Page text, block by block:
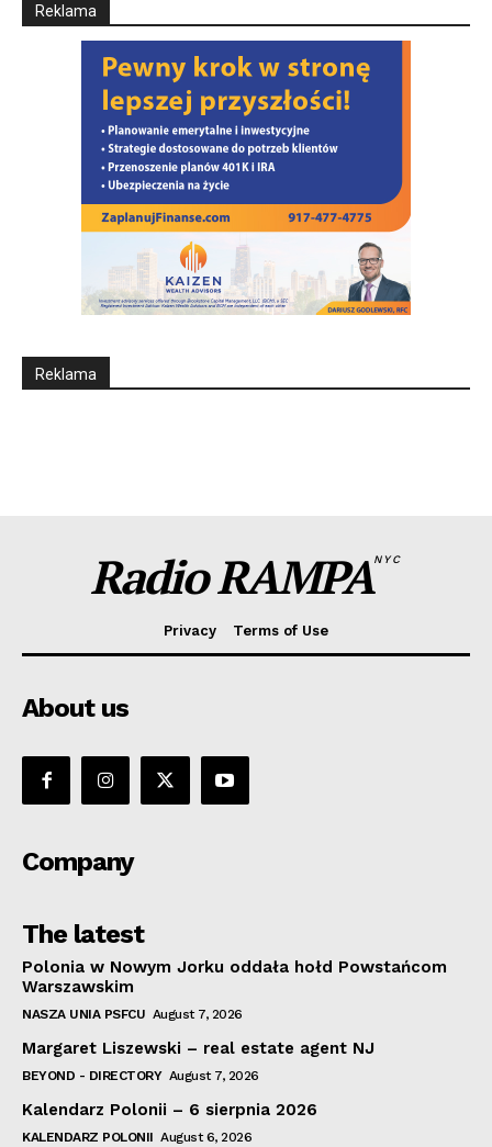
Reklama
Reklama
Radio RAMPANYC
Privacy Terms of Use
About us
Company
The latest
Polonia w Nowym Jorku oddała hołd Powstańcom
Warszawskim
NASZA UNIA PSFCU August 7, 2026
Margaret Liszewski – real estate agent NJ
BEYOND - DIRECTORY August 7, 2026
Kalendarz Polonii – 6 sierpnia 2026
KALENDARZ POLONII August 6, 2026